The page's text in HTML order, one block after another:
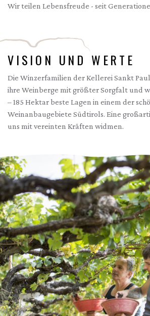
Wir teilen Lebensfreude - seit
VISION UND WERTE
Die Winzerfamilien der Kellerei Sankt
ihre Weinberge mit größter Sorgfalt und
– 185 Hektar beste Lagen in einem der
Weinanbaugebiete Südtirols. Eine
uns mit vereinten Kräften widmen.